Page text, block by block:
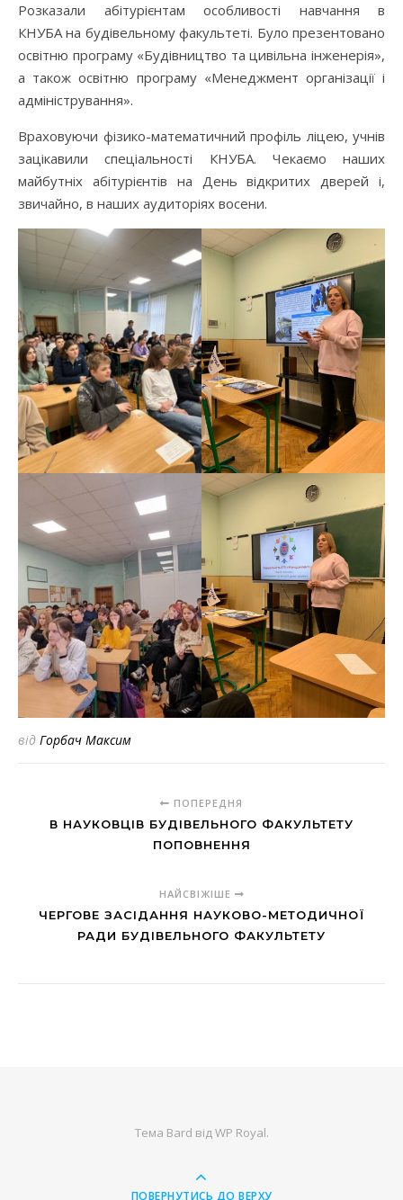
Розказали абітурієнтам особливості навчання в
КНУБА на будівельному факультеті. Було презентовано
освітню програму «Будівництво та цивільна інженерія»,
а також освітню програму «Менеджмент організації і
адміністрування».
Враховуючи фізико-математичний профіль ліцею, учнів
зацікавили спеціальності КНУБА. Чекаємо наших
майбутніх абітурієнтів на День відкритих дверей і,
звичайно, в наших аудиторіях восени.
від Горбач Максим
ПОПЕРЕДНЯ
В НАУКОВЦІВ БУДІВЕЛЬНОГО ФАКУЛЬТЕТУ
ПОПОВНЕННЯ
НАЙСВІЖІШЕ
ЧЕРГОВЕ ЗАСІДАННЯ НАУКОВО-МЕТОДИЧНОЇ
РАДИ БУДІВЕЛЬНОГО ФАКУЛЬТЕТУ
Тема Bard відWP Royal.
ПОВЕРНУТИСЬ ДО ВЕРХУ